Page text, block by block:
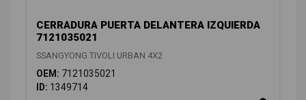
CERRADURA PUERTA DELANTERA IZQUIERDA
7121035021
SSANGYONG TIVOLI URBAN 4X2
OEM: 7121035021
ID: 1349714